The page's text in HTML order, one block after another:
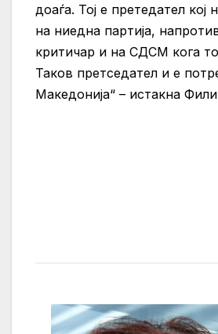
доаѓа. Тој е претедател кој
на ниедна партија,
критичар и на СДСМ кога
Таков претседател и е
Македонија“ – истакна